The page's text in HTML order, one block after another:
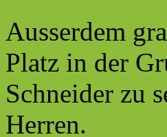
Ausserdem
Platz in der
Schneider zu
Herren.